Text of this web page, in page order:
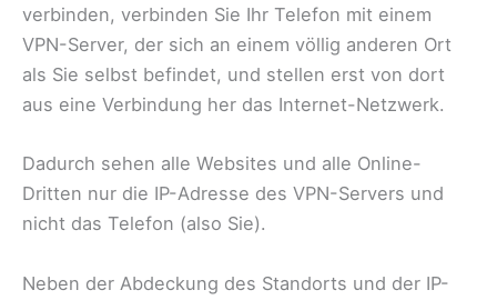
verbinden, verbinden Sie Ihr Telefon mit einem
VPN-Server, der sich an einem völlig anderen Ort
als Sie selbst befindet, und stellen erst von dort
aus eine Verbindung her das Internet-Netzwerk.
Dadurch sehen alle Websites und alle Online-
Dritten nur die IP-Adresse des VPN-Servers und
nicht das Telefon (also Sie).
Neben der Abdeckung des Standorts und der IP-